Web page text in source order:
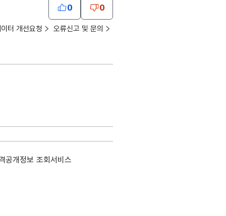
0 0
터 개선요청 오류신고 및 문의
공개정보 조회서비스